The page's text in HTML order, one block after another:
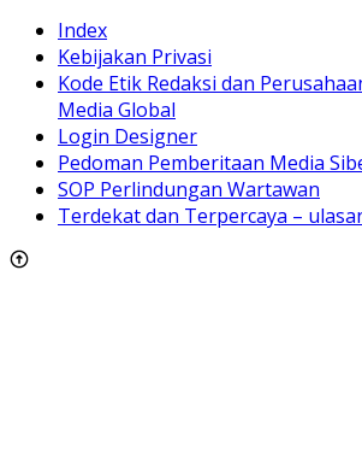
Index
Kebijakan Privasi
Kode Etik Redaksi dan
Media Global
Login Designer
Pedoman Pemberitaan Media
SOP Perlindungan Wartawan
Terdekat dan Terpercaya –